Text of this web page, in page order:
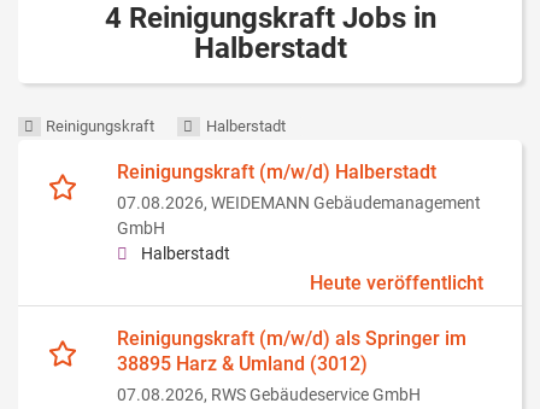
4 Reinigungskraft Jobs in
Halberstadt
Reinigungskraft Halberstadt
Reinigungskraft (m/w/d) Halberstadt
07.08.2026, WEIDEMANN Gebäudemanagement
GmbH
Halberstadt
Heute veröffentlicht
Reinigungskraft (m/w/d) als Springer im
38895 Harz & Umland (3012)
07.08.2026, RWS Gebäudeservice GmbH